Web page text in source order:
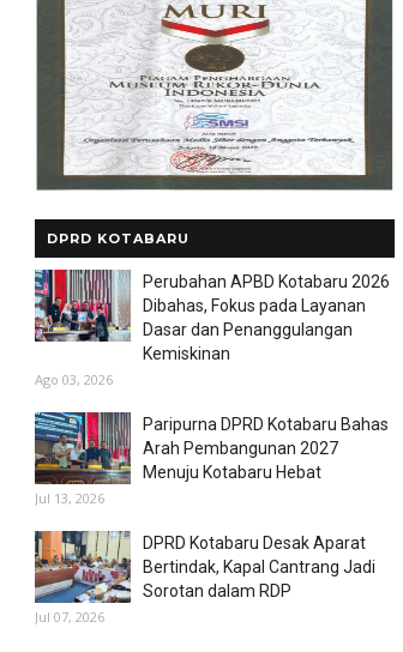
DPRD KOTABARU
Perubahan APBD Kotabaru 2026
Dibahas, Fokus pada Layanan
Dasar dan Penanggulangan
Kemiskinan
Ago 03, 2026
Paripurna DPRD Kotabaru Bahas
Arah Pembangunan 2027
Menuju Kotabaru Hebat
Jul 13, 2026
DPRD Kotabaru Desak Aparat
Bertindak, Kapal Cantrang Jadi
Sorotan dalam RDP
Jul 07, 2026